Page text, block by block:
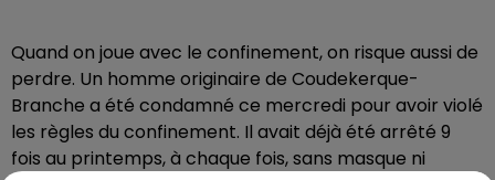
Quand on joue avec le confinement, on risque aussi de
perdre. Un homme originaire de Coudekerque-
Branche a été condamné ce mercredi pour avoir violé
les règles du confinement. Il avait déjà été arrêté 9
fois au printemps, à chaque fois, sans masque ni